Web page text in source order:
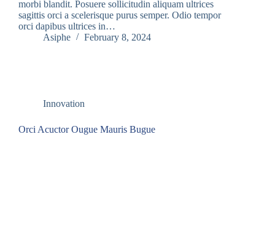
morbi blandit. Posuere sollicitudin aliquam ultrices
sagittis orci a scelerisque purus semper. Odio tempor
orci dapibus ultrices in…
Asiphe
February 8, 2024
Innovation
Orci Acuctor Ougue Mauris Bugue